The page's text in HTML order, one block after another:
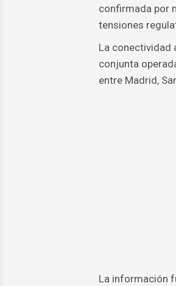
confirmada por
tensiones
La conectividad
conjunta
entre Madrid,
La información